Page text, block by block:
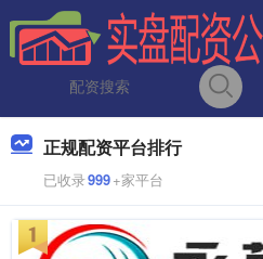
正规配资平台排行
已收录999+家平台